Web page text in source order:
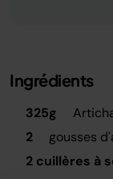
Ingrédients
325g
2
gousses
2 cuillères à